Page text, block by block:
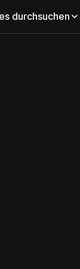
durchsuchen